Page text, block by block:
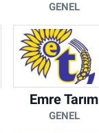
GENEL
Emre Tarım
GENEL